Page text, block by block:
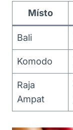
Místo
Bali
Komodo
Raja
Ampat